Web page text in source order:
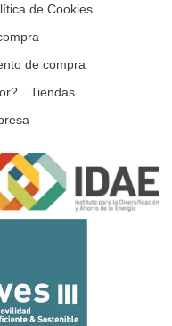
de Cookies
de compra
Tiendas